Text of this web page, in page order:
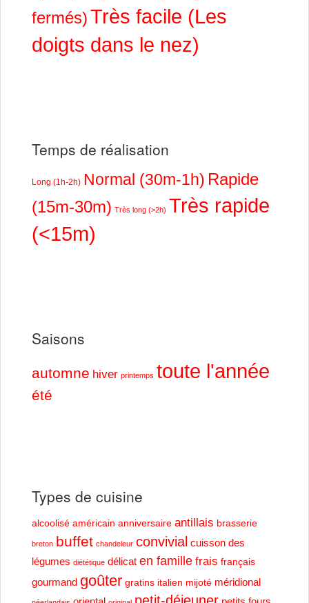
fermés)Très facile (Les
doigts dans le nez)
Temps de réalisation
Long (1h-2h) Normal (30m-1h) Rapide
(15m-30m) Très long (>2h) Très rapide
(<15m)
Saisons
automne hiver printemps toute l'année
été
Types de cuisine
alcoolisé américain anniversaire antillais brasserie
breton buffet chandeleur convivial cuisson des
légumes diététique délicat en famille frais français
gourmand goûter gratins italien mijoté méridional
petit-déjeuner